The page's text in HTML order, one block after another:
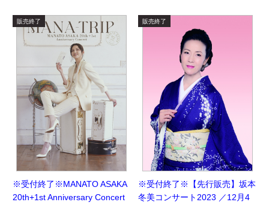
※受付終了※MANATO ASAKA
20th+1st Anniversary Concert
※受付終了※【先行販売】坂本
冬美コンサート2023 ／12月4